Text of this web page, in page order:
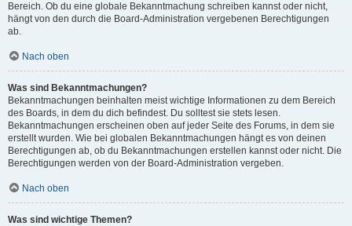
Bereich. Ob du eine globale Bekanntmachung schreiben kannst oder nicht,
hängt von den durch die Board-Administration vergebenen Berechtigungen
ab.
Nach oben
Was sind Bekanntmachungen?
Bekanntmachungen beinhalten meist wichtige Informationen zu dem Bereich
des Boards, in dem du dich befindest. Du solltest sie stets lesen.
Bekanntmachungen erscheinen oben auf jeder Seite des Forums, in dem sie
erstellt wurden. Wie bei globalen Bekanntmachungen hängt es von deinen
Berechtigungen ab, ob du Bekanntmachungen erstellen kannst oder nicht. Die
Berechtigungen werden von der Board-Administration vergeben.
Nach oben
Was sind wichtige Themen?